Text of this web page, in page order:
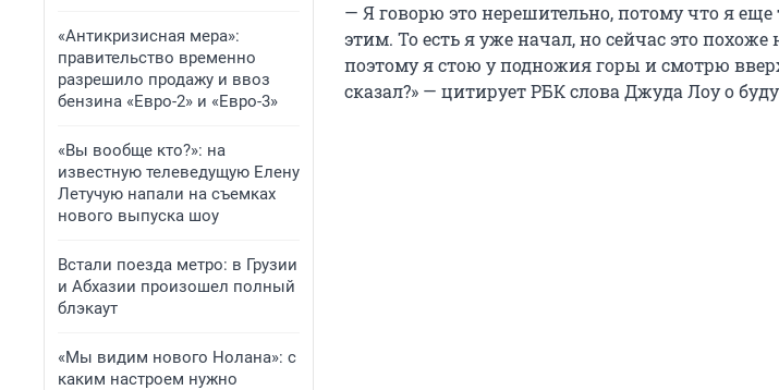
«Антикризисная мера»:
правительство временно
разрешило продажу и ввоз
бензина «Евро-2» и «Евро-3»
«Вы вообще кто?»: на
известную телеведущую Елену
Летучую напали на съемках
нового выпуска шоу
Встали поезда метро: в Грузии
и Абхазии произошел полный
блэкаут
«Мы видим нового Нолана»: с
каким настроем нужно
— Я говорю это нерешительно, потому что я
этим. То есть я уже начал, но сейчас это похоже
поэтому я стою у подножия горы и смотрю
сказал?» — цитирует РБК слова Джуда Лоу о